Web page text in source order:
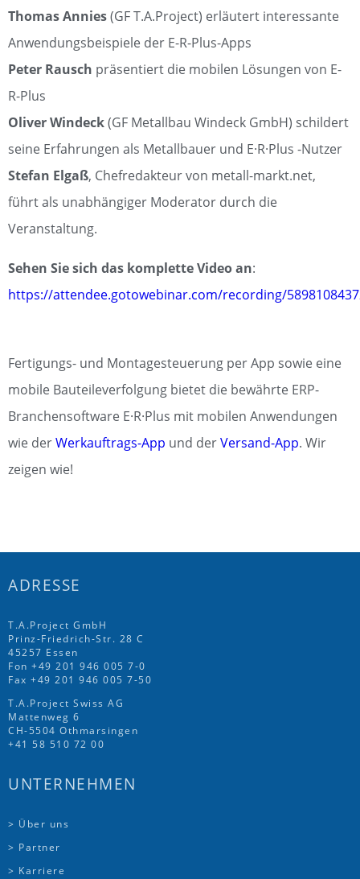
Thomas Annies(GF T.A.Project) erläutert interessante
Anwendungsbeispiele der E-R-Plus-Apps
Peter Rausch präsentiert die mobilen Lösungen von E-
R-Plus
Oliver Windeck(GF Metallbau Windeck GmbH) schildert
seine Erfahrungen als Metallbauer und E·R·Plus -Nutzer
Stefan Elgaß, Chefredakteur von metall-markt.net,
führt als unabhängiger Moderator durch die
Veranstaltung.
Sehen Sie sich das komplette Video an:
https://attendee.gotowebinar.com/recording/
Fertigungs- und Montagesteuerung per App sowie eine
mobile Bauteileverfolgung bietet die bewährte ERP-
Branchensoftware E·R·Plus mit mobilen Anwendungen
wie derWerkauftrags-App und derVersand-App. Wir
zeigen wie!
ADRESSE
T.A.Project GmbH
Prinz-Friedrich-Str. 28 C
45257 Essen
Fon +49 201 946 005 7-0
Fax +49 201 946 005 7-50
T.A.Project Swiss AG
Mattenweg 6
CH-5504 Othmarsingen
+41 58 510 72 00
UNTERNEHMEN
> Über uns
> Partner
> Karriere